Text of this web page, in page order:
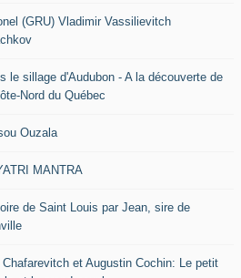
(GRU) Vladimir Vassilievitch
le sillage d'Audubon - A la découverte de
Nord du Québec
Ouzala
MANTRA
de Saint Louis par Jean, sire de
Chafarevitch et Augustin Cochin: Le petit